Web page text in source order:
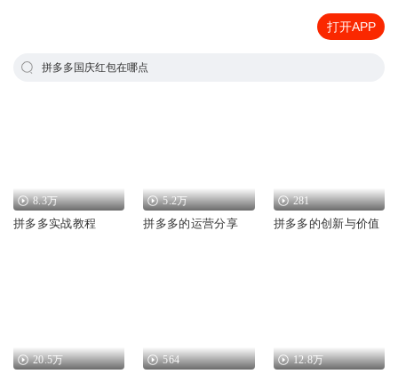
打开APP
拼多多国庆红包在哪点
8.3万
拼多多实战教程
5.2万
拼多多的运营分享
281
拼多多的创新与价值
20.5万 564 12.8万